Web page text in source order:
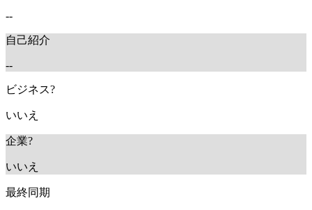
--
自己紹介
--
ビジネス?
いいえ
企業?
いいえ
最終同期